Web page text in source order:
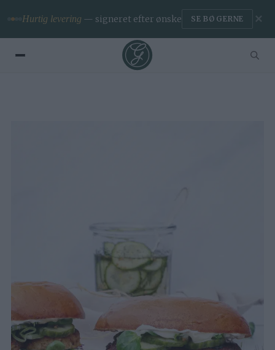
Premium— ingen reklamer & app BLIV MEDLEM ✕